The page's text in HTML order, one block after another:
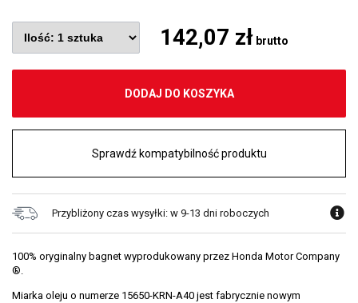
142,07 zł brutto
DODAJ DO KOSZYKA
Sprawdź kompatybilność produktu
Przybliżony czas wysyłki: w 9-13 dni roboczych
100% oryginalny bagnet wyprodukowany przez Honda Motor Company
®.
Miarka oleju o numerze 15650-KRN-A40 jest fabrycznie nowym